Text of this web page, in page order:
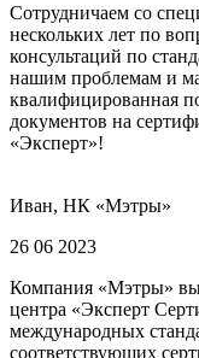
Сотрудничаем со
нескольких лет по
консультаций по
нашим проблемам и
квалифицированная
документов на
«Эксперт»!
Иван, НК «Мэтры»
26 06 2023
Компания «Мэтры»
центра «Эксперт
международных
соответствующих